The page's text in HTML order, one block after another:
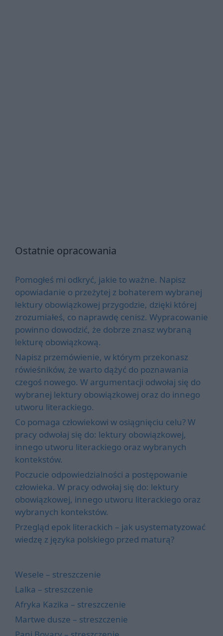
Ostatnie opracowania
Pomogłeś mi odkryć, jakie to ważne. Napisz
opowiadanie o przeżytej z bohaterem wybranej
lektury obowiązkowej przygodzie, dzięki której
zrozumiałeś, co naprawdę cenisz. Wypracowanie
powinno dowodzić, że dobrze znasz wybraną
lekturę obowiązkową.
Napisz przemówienie, w którym przekonasz
rówieśników, że warto dążyć do poznawania
czegoś nowego. W argumentacji odwołaj się do
wybranej lektury obowiązkowej oraz do innego
utworu literackiego.
Co pomaga człowiekowi w osiągnięciu celu? W
pracy odwołaj się do: lektury obowiązkowej,
innego utworu literackiego oraz wybranych
kontekstów.
Poczucie odpowiedzialności a postępowanie
człowieka. W pracy odwołaj się do: lektury
obowiązkowej, innego utworu literackiego oraz
wybranych kontekstów.
Przegląd epok literackich – jak usystematyzować
wiedzę z języka polskiego przed maturą?
Wesele – streszczenie
Lalka – streszczenie
Afryka Kazika – streszczenie
Martwe dusze – streszczenie